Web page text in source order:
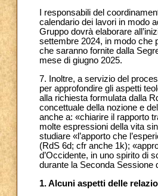
I responsabili del
calendario dei lavori in modo
Gruppo dovrà elaborare
settembre 2024, in modo che
che saranno fornite dalla
mese di giugno 2025.
7. Inoltre, a servizio del
per approfondire gli aspetti
alla richiesta formulata dalla
concettuale della nozione e
anche a: «chiarire il rapporto
molte espressioni della vita
studiare «l’apporto che
(RdS 6d; cfr anche 1k);
d’Occidente, in uno spirito di
durante la Seconda Sessione
1. Alcuni aspetti delle